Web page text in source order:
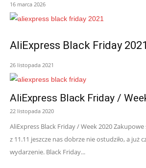
16 marca 2026
AliExpress Black Friday 2021
26 listopada 2021
AliExpress Black Friday /
22 listopada 2020
AliExpress Black Friday / Week 2020
z 11.11 jeszcze nas dobrze nie ostudziło, a już
wydarzenie. Black Friday...